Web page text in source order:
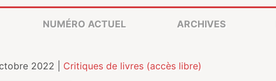
NUMÉRO ACTUEL ARCHIVES
2022 | Critiques de livres (accès libre)